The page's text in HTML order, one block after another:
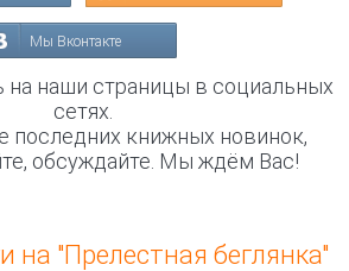
Мы Вконтакте
на наши страницы в социальных
сетях.
последних книжных новинок,
обсуждайте. Мы ждём Вас!
на "Прелестная беглянка"